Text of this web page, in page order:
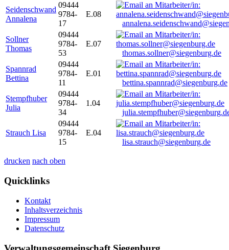
Seidenschwand
Annalena
09444
9784-
17
E.08
Sollner
Thomas
09444
9784-
53
E.07
thomas.sollner@siegenburg.de
Spannrad
Bettina
09444
9784-
11
E.01
bettina.spannrad@siegenburg.de
Stempfhuber
Julia
09444
9784-
34
1.04
Strauch Lisa
09444
9784-
15
E.04
lisa.strauch@siegenburg.de
drucken nach oben
Quicklinks
Kontakt
Inhaltsverzeichnis
Impressum
Datenschutz